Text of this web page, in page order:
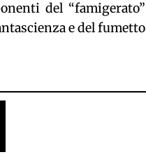
del “famigerato”
e del fumetto